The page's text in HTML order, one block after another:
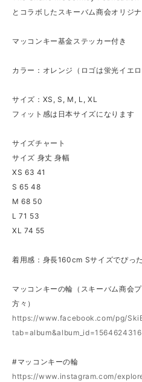
とコラボしたスキーバム商会オリジ
マッコンキー基金ステッカー付き
カラー：オレンジ（ロゴは蛍光イエロ
サイズ：XS, S, M, L, XL
フィット感は日本サイズになります
サイズチャート
サイズ 身丈 身幅
XS 63 41
S 65 48
M 68 50
L 71 53
XL 74 55
着用感：身長160cm Sサイズでぴっ
マッコンキーの輪（スキーバム商会
方々）
https://www.facebook.com/pg/
#マッコンキーの輪
https://www.instagram.com/